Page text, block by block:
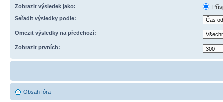
Zobrazit výsledek jako:
Seřadit výsledky podle:
Omezit výsledky na předchozí:
Zobrazit prvních:
Obsah fóra